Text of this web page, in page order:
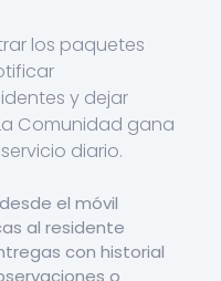
los paquetes
y dejar
Comunidad gana
diario.
el móvil
al residente
con historial
o